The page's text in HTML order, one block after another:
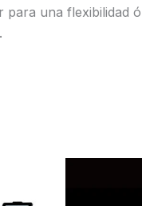
una flexibilidad